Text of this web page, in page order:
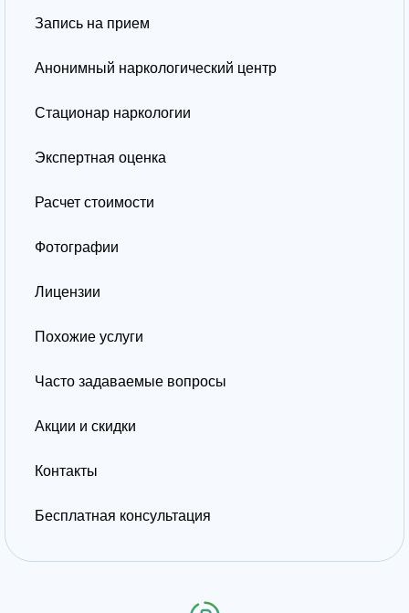
Запись на прием
Анонимный наркологический центр
Стационар наркологии
Экспертная оценка
Расчет стоимости
Фотографии
Лицензии
Похожие услуги
Часто задаваемые вопросы
Акции и скидки
Контакты
Бесплатная консультация